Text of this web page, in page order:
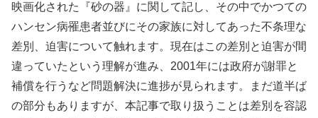
映画化された『砂の器』に関して記し、その中でかつての
ハンセン病罹患者並びにその家族に対してあった不条理な
差別、迫害について触れます。現在はこの差別と迫害が間
違っていたという理解が進み、2001年には政府が謝罪と
補償を行うなど問題解決に進捗が見られます。まだ道半ば
の部分もありますが、本記事で取り扱うことは差別を容認